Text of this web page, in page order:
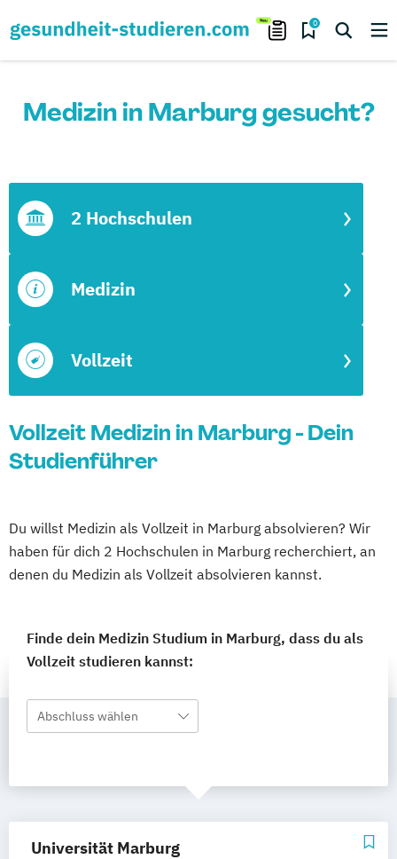
0
Medizin in Marburg gesucht?
Vollzeit
Medizin
2 Hochschulen
Vollzeit Medizin in Marburg - Dein
Studienführer
Du willst Medizin als Vollzeit in Marburg absolvieren? Wir
haben für dich 2 Hochschulen in Marburg recherchiert, an
denen du Medizin als Vollzeit absolvieren kannst.
Finde dein Medizin Studium in Marburg, dass du als
Vollzeit studieren kannst:
Abschluss wählen
Universität Marburg